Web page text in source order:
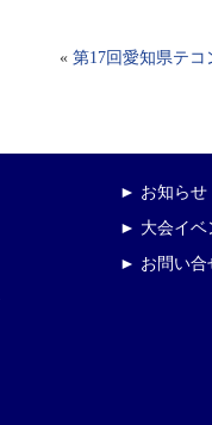
« 第17回愛知県テ
► お知らせ
► 大会イベ
► お問い合